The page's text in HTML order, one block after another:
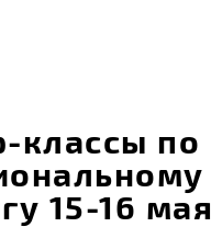
классы по
15-16 мая